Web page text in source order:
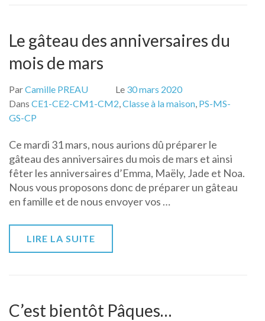
Le gâteau des anniversaires du
mois de mars
ParCamille PREAU Le 30 mars 2020
Dans CE1-CE2-CM1-CM2,Classe à la maison, PS-MS-
GS-CP
Ce mardi 31 mars, nous aurions dû préparer le
gâteau des anniversaires du mois de mars et ainsi
fêter les anniversaires d’Emma, Maëly, Jade et Noa.
Nous vous proposons donc de préparer un gâteau
en famille et de nous envoyer vos …
LIRE LA SUITE
C’est bientôt Pâques…